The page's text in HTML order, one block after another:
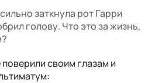
заткнула рот Гарри
голову. Что это за жизнь,
своим глазам и